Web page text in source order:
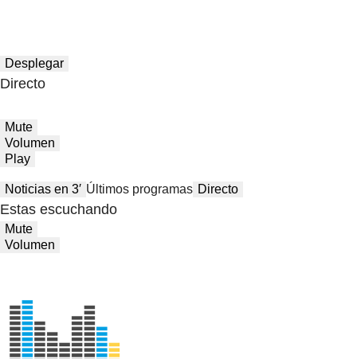
Desplegar
Directo
Mute
Volumen
Play
Noticias en 3′ Últimos programas Directo
Estas escuchando
Mute
Volumen